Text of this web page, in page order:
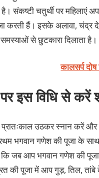
संकष्टी चतुर्थी पर महिलाएं
करती हैं। इसके अलावा, चंद्र
से छुटकारा दिलाता है।
कालसर्प
इस विधि से करें
उठकर स्नान करें
भगवान गणेश की पूजा के
जब आप भगवान गणेश की
पूजा में आप गुड़, तिल, तांबे